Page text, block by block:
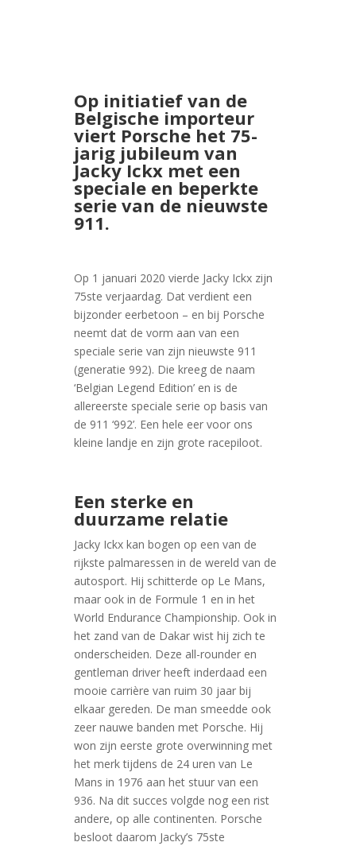
Op initiatief van de
Belgische importeur
viert Porsche het 75-
jarig jubileum van
Jacky Ickx met een
speciale en beperkte
serie van de nieuwste
911.
Op 1 januari 2020 vierde Jacky Ickx zijn
75ste verjaardag. Dat verdient een
bijzonder eerbetoon – en bij Porsche
neemt dat de vorm aan van een
speciale serie van zijn nieuwste 911
(generatie 992). Die kreeg de naam
‘Belgian Legend Edition’ en is de
allereerste speciale serie op basis van
de 911 ‘992’. Een hele eer voor ons
kleine landje en zijn grote racepiloot.
Een sterke en
duurzame relatie
Jacky Ickx kan bogen op een van de
rijkste palmaressen in de wereld van de
autosport. Hij schitterde op Le Mans,
maar ook in de Formule 1 en in het
World Endurance Championship. Ook in
het zand van de Dakar wist hij zich te
onderscheiden. Deze all-rounder en
gentleman driver heeft inderdaad een
mooie carrière van ruim 30 jaar bij
elkaar gereden. De man smeedde ook
zeer nauwe banden met Porsche. Hij
won zijn eerste grote overwinning met
het merk tijdens de 24 uren van Le
Mans in 1976 aan het stuur van een
936. Na dit succes volgde nog een rist
andere, op alle continenten. Porsche
besloot daarom Jacky’s 75ste